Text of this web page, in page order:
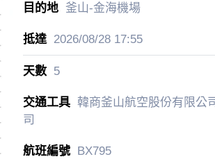
釜山-金海機場
2026/08/2817:55
5
韓商釜山航空股份有限公
司
BX795